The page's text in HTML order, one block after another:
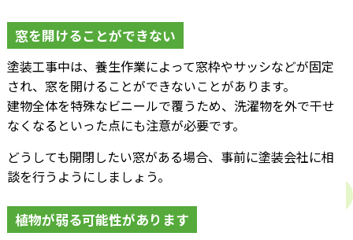
窓を開けることができない
塗装工事中は、養生作業によって窓枠やサッシなどが固定
され、窓を開けることができないことがあります。
建物全体を特殊なビニールで覆うため、洗濯物を外で干せ
なくなるといった点にも注意が必要です。
どうしても開閉したい窓がある場合、事前に塗装会社に相
談を行うようにしましょう。
植物が弱る可能性があります